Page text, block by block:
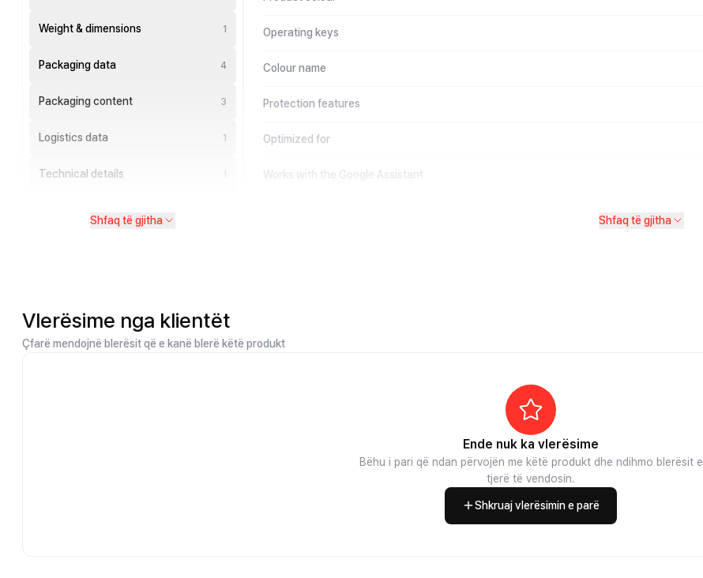
Weight & dimensions 1
Packaging data 4
Packaging content 3
Logistics data 1
Technical details 1
Shfaq të gjitha
Operating keys
Colour name
Protection features
Optimized for
Works with the Google Assistant
Shfaq të gjitha
Vlerësime nga klientët
Çfarë mendojnë blerësit që e kanë blerë këtë produkt
Ende nuk ka vlerësime
Bëhu i pari që ndan përvojën me këtë produkt dhe ndihmo blerësit e
tjerë të vendosin.
Shkruaj vlerësimin e parë